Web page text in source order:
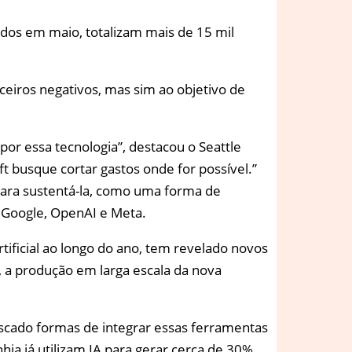
em maio, totalizam mais de 15 mil
negativos, mas sim ao objetivo de
essa tecnologia”, destacou o Seattle
busque cortar gastos onde for possível.”
sustentá-la, como uma forma de
OpenAI e Meta.
ao longo do ano, tem revelado novos
produção em larga escala da nova
formas de integrar essas ferramentas